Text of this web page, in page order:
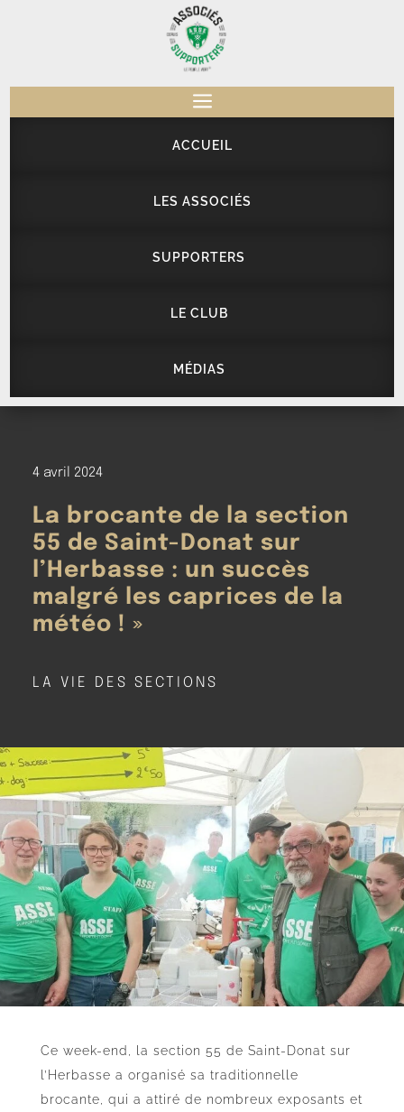
a
ACCUEIL
LES ASSOCIÉS
SUPPORTERS
LE CLUB
MÉDIAS
4 avril 2024
La brocante de la section
55 de Saint-Donat sur
l’Herbasse : un succès
malgré les caprices de la
météo ! »
LA VIE DES SECTIONS
Ce week-end, la section 55 de Saint-Donat sur
l’Herbasse a organisé sa traditionnelle
brocante, qui a attiré de nombreux exposants et